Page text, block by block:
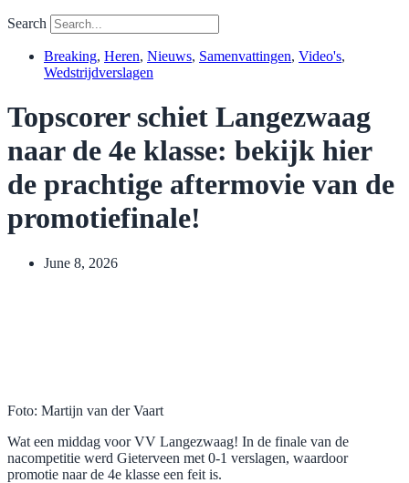
Search
Breaking, Heren, Nieuws, Samenvattingen, Video's,
Wedstrijdverslagen
Topscorer schiet Langezwaag
naar de 4e klasse: bekijk hier
de prachtige aftermovie van de
promotiefinale!
June 8, 2026
Foto: Martijn van der Vaart
Wat een middag voor VV Langezwaag! In de finale van de
nacompetitie werd Gieterveen met 0-1 verslagen, waardoor
promotie naar de 4e klasse een feit is.